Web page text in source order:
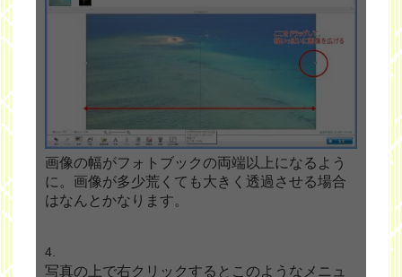
画像の幅がフォトブックの両端以上になるよう
に。画像が多少荒くても大きく透過させる場合
はなんとかなります。
写真の上で右クリックするとこのようなメニュ